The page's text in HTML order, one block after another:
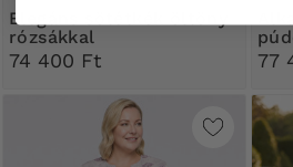
Elegáns sötétkék öltöny
rózsákkal
74 400 Ft 77